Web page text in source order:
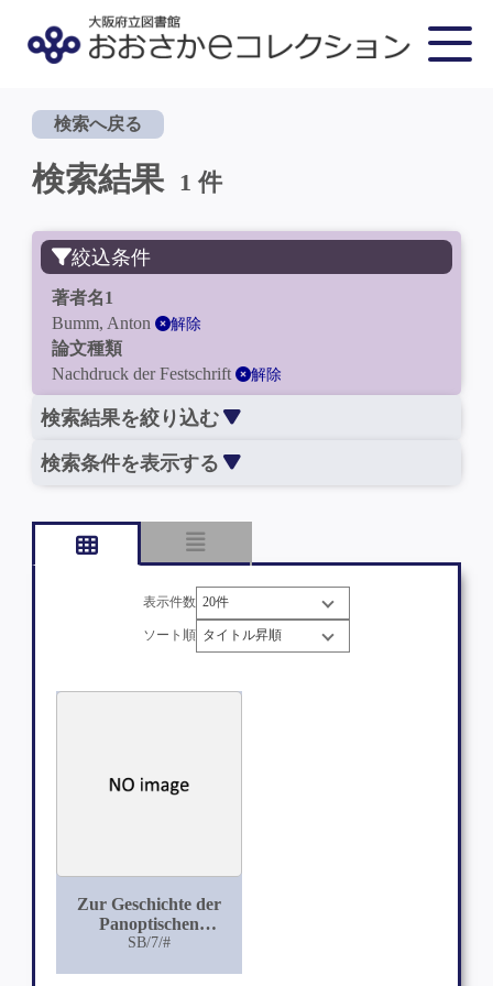
検索へ戻る
検索結果 1 件
絞込条件
著者名1
Bumm, Anton
解除
論文種類
Nachdruck der Festschrift
解除
検索結果を絞り込む
検索条件を表示する
表示件数
ソート順
Zur Geschichte der
Panoptischen
Irrenanstalten
SB/7/#